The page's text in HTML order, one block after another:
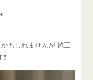
もしれませんが 施工